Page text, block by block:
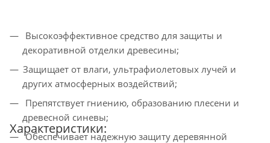
декоративной отделки древесины;
Защищает от влаги, ультрафиолетовых лучей и
других атмосферных воздействий;
Препятствует гниению, образованию плесени и
древесной синевы;
Обеспечивает надежную защиту деревянной
Характеристики: